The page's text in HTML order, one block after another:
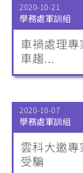
2020-10-21
學務處軍訓組
車禍處理
車趨...
2020-10-07
學務處軍訓組
雲科大邀
受騙